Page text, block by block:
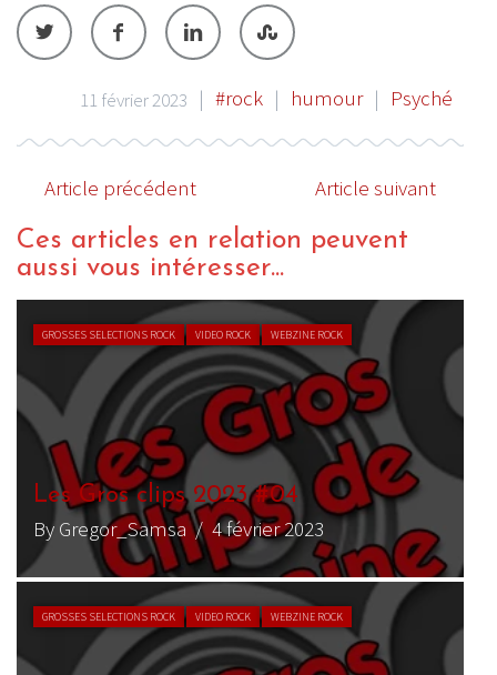
11 février 2023 | #rock | humour | Psyché
Article précédent Article suivant
Ces articles en relation peuvent
aussi vous intéresser...
GROSSES SELECTIONS ROCK VIDEO ROCK WEBZINE ROCK
Les Gros clips 2023 #04
By Gregor_Samsa/ 4 février 2023
GROSSES SELECTIONS ROCK VIDEO ROCK WEBZINE ROCK